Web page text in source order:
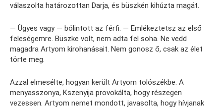
válaszolta határozottan Darja, és büszkén kihúzta magát.
— Ügyes vagy — bólintott az férfi. — Emlékeztetsz az első
feleségemre. Büszke volt, nem adta fel soha. Ne vedd
magadra Artyom kirohanásait. Nem gonosz ő, csak az élet
törte meg.
Azzal elmesélte, hogyan került Artyom tolószékbe. A
menyasszonya, Kszenyija provokálta, hogy részegen
vezessen. Artyom nemet mondott, javasolta, hogy hívjanak